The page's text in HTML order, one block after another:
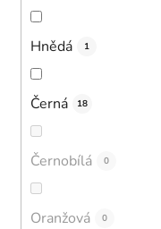
Hnědá 1
Černá 18
Černobílá 0
Oranžová 0